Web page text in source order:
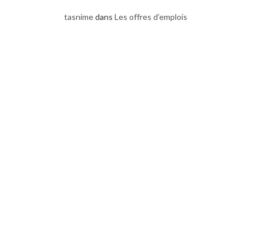
tasnimedans Les offres d’emplois